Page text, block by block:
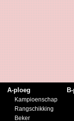
A-ploeg
Kampioenschap
Rangschikking
Beker